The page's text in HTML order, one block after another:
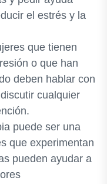
el estrés y la
que tienen
o que han
deben hablar con
cualquier
puede ser una
que experimentan
pueden ayudar a